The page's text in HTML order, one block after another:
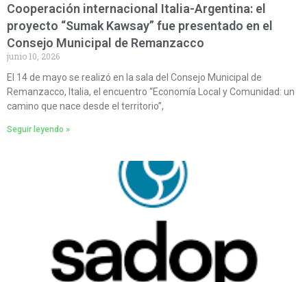
Cooperación internacional Italia-Argentina: el
proyecto “Sumak Kawsay” fue presentado en el
Consejo Municipal de Remanzacco
junio 10, 2026
El 14 de mayo se realizó en la sala del Consejo Municipal de
Remanzacco, Italia, el encuentro “Economía Local y Comunidad: un
camino que nace desde el territorio”,
Seguir leyendo »